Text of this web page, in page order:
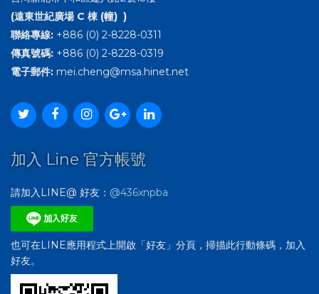
(遠東世紀廣場 C 棟 (幢) )
聯絡專線: +886 (0) 2-8228-0311
傳真號碼: +886 (0) 2-8228-0319
電子郵件: mei.cheng@msa.hinet.net
加入 Line 官方帳號
請加入LINE@ 好友： @436xnpba
也可在LINE應用程式上開啟「好友」分頁，掃描此行動條碼，加入
好友。